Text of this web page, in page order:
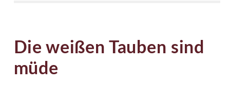
Die weißen Tauben sind
müde